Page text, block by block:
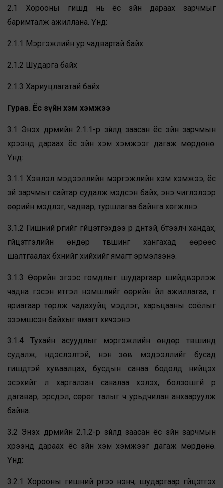
2.1 Хорооны гишүүд нь ёс зүйн дараах зарчмыг
баримталж ажиллана. Үүнд:
2.1.1 Мэргэжлийн ур чадвартай байх
2.1.2 Шударга байх
2.1.3 Хариуцлагатай байх
Гурав. Ёс зүйн хэм хэмжээ
3.1 Энэхүү дүрмийн 2.1.1-р зүйлд заасан ёс зүйн зарчмын
хүрээнд дараах ёс зүйн хэм хэмжээг дагаж мөрдөнө.
Үүнд:
3.1.1 Хэвлэл мэдээллийн мэргэжлийн хэм хэмжээ, ёс
зүй зарчмыг сайтар судалж мэдсэн байх, энэ чиглэлээр
өөрийн мэдлэг, чадвар, туршлагаа байнга хөгжүүлнэ.
3.1.2 Гишүүний үүргийг гүйцэтгэхдээ үр дүнтэй, бүтээлч хандах,
гүйцэтгэлийн өндөр түвшинг хангахад өөрөөс
шалтгаалах бүхнийг хийхийг ямагт эрмэлзэнэ.
3.1.3 Өөрийн зүгээс гомдлыг шударгаар шийдвэрлэж
чадна гэсэн итгэл үнэмшлийг өөрийн үйл ажиллагаа, үг
яриагаар төрүүлж чадахуйц мэдлэг, харьцааны соёлыг
эзэмшсэн байхыг ямагт хичээнэ.
3.1.4 Тухайн асуудлыг мэргэжлийн өндөр түвшинд
судалж, үндэслэлтэй, үнэн зөв мэдээллийг бусад
гишүүдтэй хуваалцах, бусдын санаа бодолд нийцэх
эсэхийг үл харгалзан саналаа хэлэх, болзошгүй үр
дагавар, эрсдэл, сөрөг талыг ч урьдчилан анхааруулж
байна.
3.2 Энэхүү дүрмийн 2.1.2-р зүйлд заасан ёс зүйн зарчмын
хүрээнд дараах ёс зүйн хэм хэмжээг дагаж мөрдөнө.
Үүнд:
3.2.1 Хорооны гишүүний үүргээ үнэнч, шударгаар гүйцэтгэх